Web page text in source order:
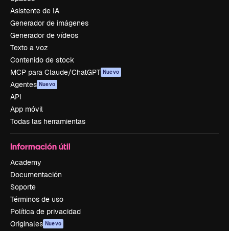
Asistente de IA
Generador de imágenes
Generador de vídeos
Texto a voz
Contenido de stock
MCP para Claude/ChatGPT Nuevo
Agentes Nuevo
API
App móvil
Todas las herramientas
Información útil
Academy
Documentación
Soporte
Términos de uso
Política de privacidad
Originales Nuevo